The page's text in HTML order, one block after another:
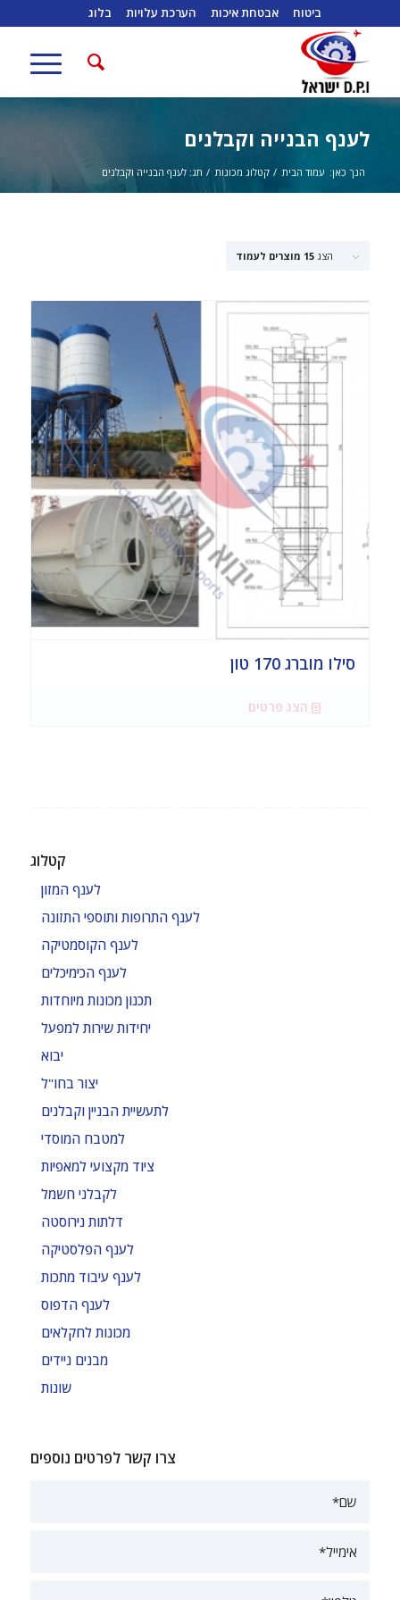
ביטוח אבטחת איכות הערכת עלויות בלוג
לענף הבנייה וקבלנים
הנך כאן: עמוד הבית / קטלוג מכונות / תג: לענף הבנייה וקבלנים
הצג 15 מוצרים לעמוד
סילו מוברג 170 טון
הצג פרטים
קטלוג
לענף המזון
לענף התרופות ותוספי התזונה
לענף הקוסמטיקה
לענף הכימיכלים
תכנון מכונות מיוחדות
יחידות שירות למפעל
יבוא
יצור בחו"ל
לתעשיית הבניין וקבלנים
למטבח המוסדי
ציוד מקצועי למאפיות
לקבלני חשמל
דלתות נירוסטה
לענף הפלסטיקה
לענף עיבוד מתכות
לענף הדפוס
מכונות לחקלאים
מבנים ניידים
שונות
צרו קשר לפרטים נוספים